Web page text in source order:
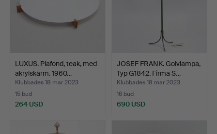
LUXUS. Plafond, teak, med
akrylskärm. 1960…
Klubbades 18 mar 2023
15 bud
264 USD
JOSEF FRANK. Golvlampa,
Typ G1842. Firma S…
Klubbades 18 mar 2023
16 bud
690 USD